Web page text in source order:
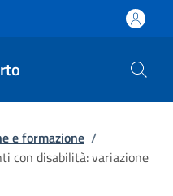
e formazione /
con disabilità: variazione